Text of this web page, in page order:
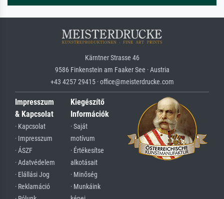
Kärntner Strasse 46
9586 Finkenstein am Faaker See · Austria
+43 4257 29415 · office@meisterdrucke.com
Impresszum
& Kapcsolat
· Kapcsolat
· Impresszum
· ÁSZF
· Adatvédelem
· Elállási Jog
· Reklamáció
Kiegészítő
Információk
· Saját
motívum
· Értékesítse
alkotásait
· Minőség
· Munkáink